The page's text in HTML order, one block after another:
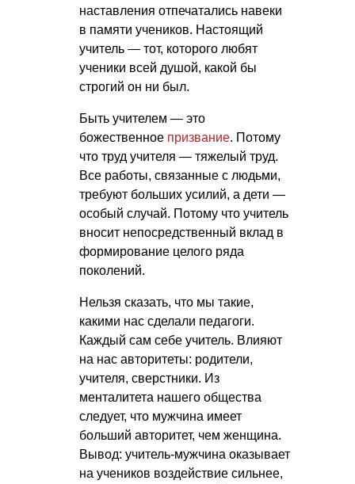
наставления отпечатались навеки
в памяти учеников. Настоящий
учитель — тот, которого любят
ученики всей душой, какой бы
строгий он ни был.
Быть учителем — это
божественное призвание. Потому
что труд учителя — тяжелый труд.
Все работы, связанные с людьми,
требуют больших усилий, а дети —
особый случай. Потому что учитель
вносит непосредственный вклад в
формирование целого ряда
поколений.
Нельзя сказать, что мы такие,
какими нас сделали педагоги.
Каждый сам себе учитель. Влияют
на нас авторитеты: родители,
учителя, сверстники. Из
менталитета нашего общества
следует, что мужчина имеет
больший авторитет, чем женщина.
Вывод: учитель-мужчина оказывает
на учеников воздействие сильнее,